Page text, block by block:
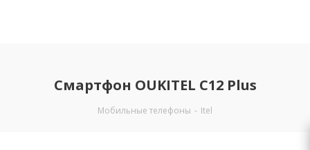
Смартфон OUKITEL C12 Plus
Мобильные телефоны - Itel